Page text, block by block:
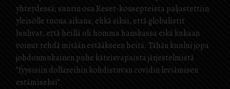
yhteydessä; suurin osa Reset-konsepteista paljastettiin
yleisölle tuona aikana, ehkä siksi, että globalistit
luulivat, että heillä oli homma hanskassa eikä kukaan
voinut tehdä mitään estääkseen heitä. Tähän kuului jopa
johdonmukainen puhe käteisvapaista järjestelmistä
”fyysisiin dollareihin kohdistuvan covidin leviämisen
estämiseksi”.